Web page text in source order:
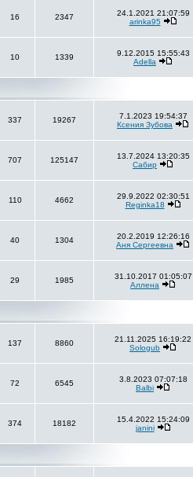
16 2347
24.1.2021 21:07:59
arinka95
10 1339
9.12.2015 15:55:43
Adella
337 19267
7.1.2023 19:54:37
Ксения Зубова
707 125147
13.7.2024 13:20:35
Сабир
110 4662
29.9.2022 02:30:51
Reginka18
40 1304
20.2.2019 12:26:16
Аня Сергеевна
29 1985
31.10.2017 01:05:07
Аллена
137 8860
21.11.2025 16:19:22
Sologub
72 6545
3.8.2023 07:07:18
Balbi
374 18182
15.4.2022 15:24:09
janini